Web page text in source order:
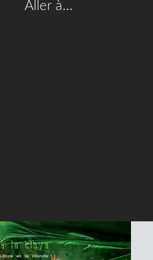
Aller à…